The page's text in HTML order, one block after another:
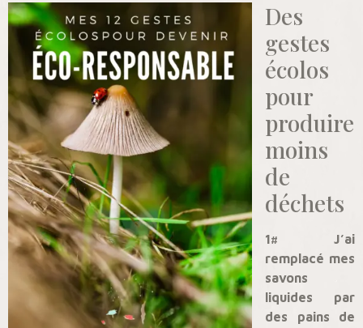
Des
gestes
écolos
pour
produire
moins
de
déchets
1# J’ai
remplacé mes
savons
liquides par
des pains de